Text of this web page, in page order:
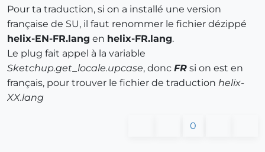
Pour ta traduction, si on a installé une version
française de SU, il faut renommer le fichier dézippé
helix-EN-FR.lang en helix-FR.lang.
Le plug fait appel à la variable
Sketchup.get_locale.upcase, donc FR si on est en
français, pour trouver le fichier de traduction helix-
XX.lang
0